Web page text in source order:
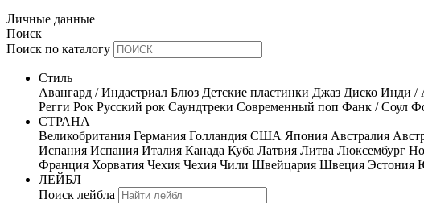
Личные данные
Поиск
Поиск по каталогу
Стиль
Авангард / Индастриал Блюз Детские пластинки Джаз Диско Инди /
Регги Рок Русский рок Саундтреки Современный поп Фанк / Соул
СТРАНА
Великобритания Германия Голландия США Япония Австралия
Испания Испания Италия Канада Куба Латвия Литва Люксембург
Франция Хорватия Чехия Чехия Чили Швейцария Швеция Эстония
ЛЕЙБЛ
Поиск лейбла